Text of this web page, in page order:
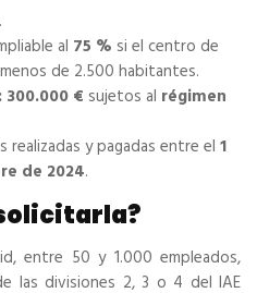
.
al 75 % si el centro de
de 2.500 habitantes.
€ sujetos al régimen
realizadas y pagadas entre el 1
de 2024.
entre 50 y 1.000 empleados,
las divisiones 2, 3 o 4 del IAE